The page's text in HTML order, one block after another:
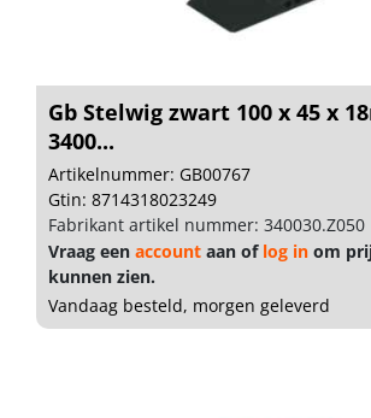
Gb Stelwig zwart 100 x 45 x
3400...
Artikelnummer: GB00767
Gtin: 8714318023249
Fabrikant artikel nummer: 340030.Z050
Vraag een account aan of log in om
kunnen zien.
Vandaag besteld, morgen geleverd